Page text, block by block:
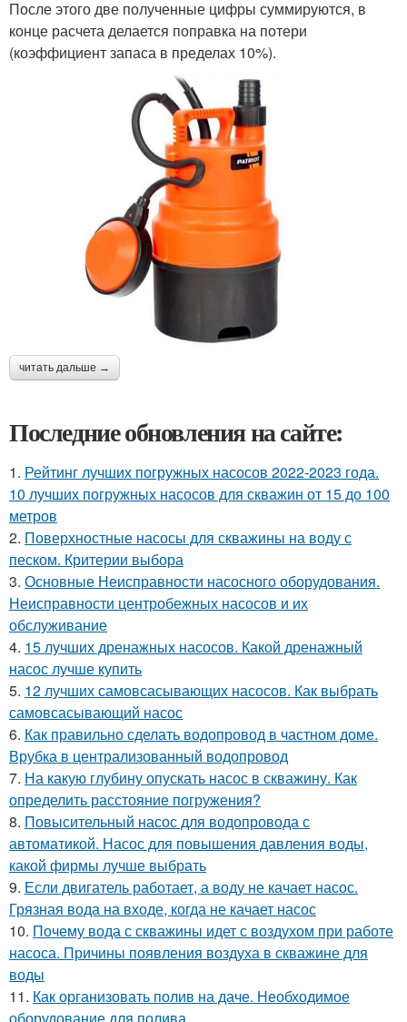
После этого две полученные цифры суммируются, в
конце расчета делается поправка на потери
(коэффициент запаса в пределах 10%).
читать дальше →
Последние обновления на сайте:
1. Рейтинг лучших погружных насосов 2022-2023 года.
10 лучших погружных насосов для скважин от 15 до 100
метров
2. Поверхностные насосы для скважины на воду с
песком. Критерии выбора
3. Основные Неисправности насосного оборудования.
Неисправности центробежных насосов и их
обслуживание
4. 15 лучших дренажных насосов. Какой дренажный
насос лучше купить
5. 12 лучших самовсасывающих насосов. Как выбрать
самовсасывающий насос
6. Как правильно сделать водопровод в частном доме.
Врубка в централизованный водопровод
7. На какую глубину опускать насос в скважину. Как
определить расстояние погружения?
8. Повысительный насос для водопровода с
автоматикой. Насос для повышения давления воды,
какой фирмы лучше выбрать
9. Если двигатель работает, а воду не качает насос.
Грязная вода на входе, когда не качает насос
10. Почему вода с скважины идет с воздухом при работе
насоса. Причины появления воздуха в скважине для
воды
11. Как организовать полив на даче. Необходимое
оборудование для полива